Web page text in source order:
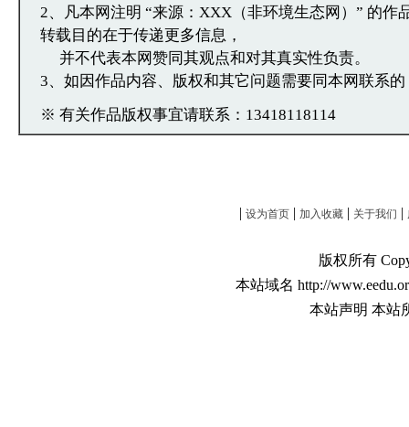
2、凡本网注明 “来源：XXX（非环境生态网）” 的作
转载目的在于传递更多信息，
并不代表本网赞同其观点和对其真实性负责。
3、如因作品内容、版权和其它问题需要同本网联系
※ 有关作品版权事宜请联系：13418118114
| 设为首页| 加入收藏| 关于我们 |
版权所有
本站域名 http://
本站声明 本站